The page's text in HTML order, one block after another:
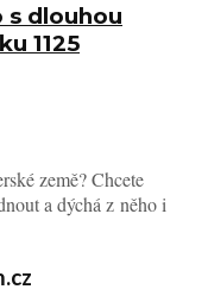
s dlouhou
1125
země? Chcete
a dýchá z něho i